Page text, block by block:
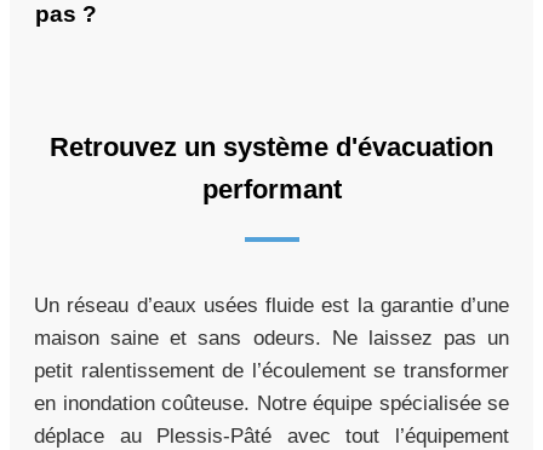
pas ?
Retrouvez un système d'évacuation
performant
Un réseau d’eaux usées fluide est la garantie d’une
maison saine et sans odeurs. Ne laissez pas un
petit ralentissement de l’écoulement se transformer
en inondation coûteuse. Notre équipe spécialisée se
déplace au Plessis-Pâté avec tout l’équipement